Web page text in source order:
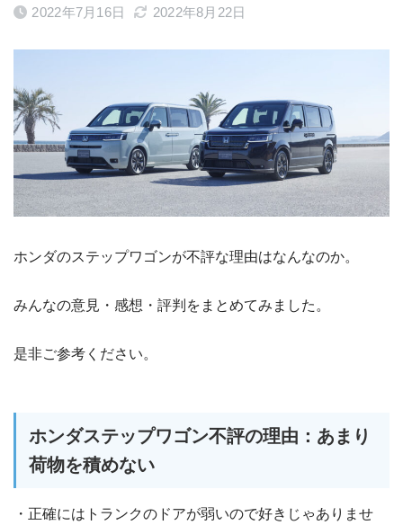
2022年7月16日 2022年8月22日
ホンダのステップワゴンが不評な理由はなんなのか。
みんなの意見・感想・評判をまとめてみました。
是非ご参考ください。
ホンダステップワゴン不評の理由：あまり
荷物を積めない
・正確にはトランクのドアが弱いので好きじゃありませ